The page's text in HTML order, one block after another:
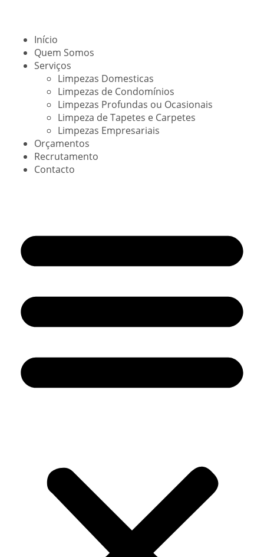
Início
Quem Somos
Serviços
Limpezas Domesticas
Limpezas de Condomínios
Limpezas Profundas ou Ocasionais
Limpeza de Tapetes e Carpetes
Limpezas Empresariais
Orçamentos
Recrutamento
Contacto